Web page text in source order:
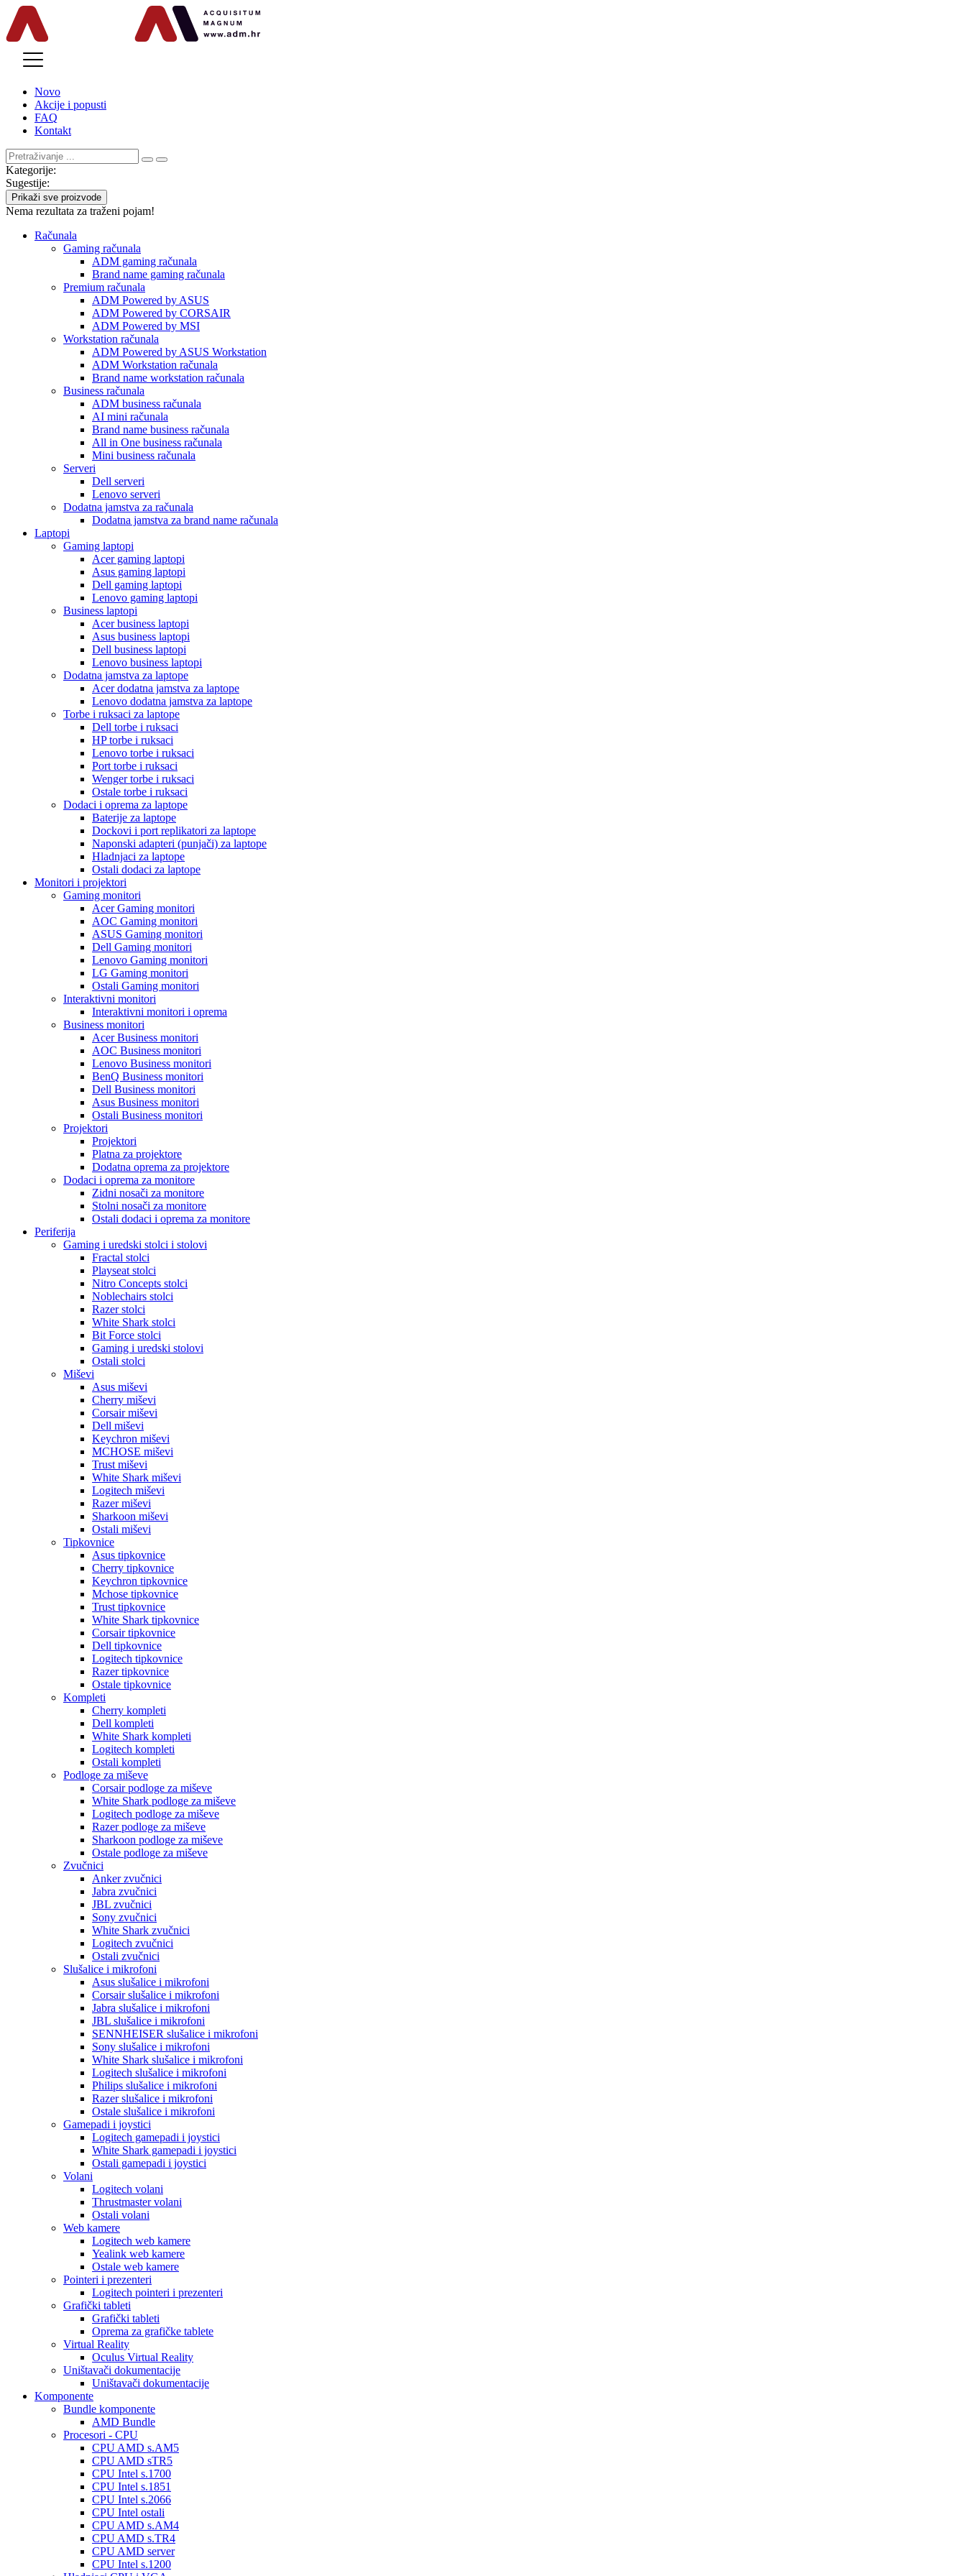
Novo
Akcije i popusti
FAQ
Kontakt
Kategorije:
Sugestije:
Prikaži sve proizvode
Nema rezultata za traženi pojam!
Računala
Gaming računala
ADM gaming računala
Brand name gaming računala
Premium računala
ADM Powered by ASUS
ADM Powered by CORSAIR
ADM Powered by MSI
Workstation računala
ADM Powered by ASUS Workstation
ADM Workstation računala
Brand name workstation računala
Business računala
ADM business računala
AI mini računala
Brand name business računala
All in One business računala
Mini business računala
Serveri
Dell serveri
Lenovo serveri
Dodatna jamstva za računala
Dodatna jamstva za brand name računala
Laptopi
Gaming laptopi
Acer gaming laptopi
Asus gaming laptopi
Dell gaming laptopi
Lenovo gaming laptopi
Business laptopi
Acer business laptopi
Asus business laptopi
Dell business laptopi
Lenovo business laptopi
Dodatna jamstva za laptope
Acer dodatna jamstva za laptope
Lenovo dodatna jamstva za laptope
Torbe i ruksaci za laptope
Dell torbe i ruksaci
HP torbe i ruksaci
Lenovo torbe i ruksaci
Port torbe i ruksaci
Wenger torbe i ruksaci
Ostale torbe i ruksaci
Dodaci i oprema za laptope
Baterije za laptope
Dockovi i port replikatori za laptope
Naponski adapteri (punjači) za laptope
Hladnjaci za laptope
Ostali dodaci za laptope
Monitori i projektori
Gaming monitori
Acer Gaming monitori
AOC Gaming monitori
ASUS Gaming monitori
Dell Gaming monitori
Lenovo Gaming monitori
LG Gaming monitori
Ostali Gaming monitori
Interaktivni monitori
Interaktivni monitori i oprema
Business monitori
Acer Business monitori
AOC Business monitori
Lenovo Business monitori
BenQ Business monitori
Dell Business monitori
Asus Business monitori
Ostali Business monitori
Projektori
Projektori
Platna za projektore
Dodatna oprema za projektore
Dodaci i oprema za monitore
Zidni nosači za monitore
Stolni nosači za monitore
Ostali dodaci i oprema za monitore
Periferija
Gaming i uredski stolci i stolovi
Fractal stolci
Playseat stolci
Nitro Concepts stolci
Noblechairs stolci
Razer stolci
White Shark stolci
Bit Force stolci
Gaming i uredski stolovi
Ostali stolci
Miševi
Asus miševi
Cherry miševi
Corsair miševi
Dell miševi
Keychron miševi
MCHOSE miševi
Trust miševi
White Shark miševi
Logitech miševi
Razer miševi
Sharkoon miševi
Ostali miševi
Tipkovnice
Asus tipkovnice
Cherry tipkovnice
Keychron tipkovnice
Mchose tipkovnice
Trust tipkovnice
White Shark tipkovnice
Corsair tipkovnice
Dell tipkovnice
Logitech tipkovnice
Razer tipkovnice
Ostale tipkovnice
Kompleti
Cherry kompleti
Dell kompleti
White Shark kompleti
Logitech kompleti
Ostali kompleti
Podloge za miševe
Corsair podloge za miševe
White Shark podloge za miševe
Logitech podloge za miševe
Razer podloge za miševe
Sharkoon podloge za miševe
Ostale podloge za miševe
Zvučnici
Anker zvučnici
Jabra zvučnici
JBL zvučnici
Sony zvučnici
White Shark zvučnici
Logitech zvučnici
Ostali zvučnici
Slušalice i mikrofoni
Asus slušalice i mikrofoni
Corsair slušalice i mikrofoni
Jabra slušalice i mikrofoni
JBL slušalice i mikrofoni
SENNHEISER slušalice i mikrofoni
Sony slušalice i mikrofoni
White Shark slušalice i mikrofoni
Logitech slušalice i mikrofoni
Philips slušalice i mikrofoni
Razer slušalice i mikrofoni
Ostale slušalice i mikrofoni
Gamepadi i joystici
Logitech gamepadi i joystici
White Shark gamepadi i joystici
Ostali gamepadi i joystici
Volani
Logitech volani
Thrustmaster volani
Ostali volani
Web kamere
Logitech web kamere
Yealink web kamere
Ostale web kamere
Pointeri i prezenteri
Logitech pointeri i prezenteri
Grafički tableti
Grafički tableti
Oprema za grafičke tablete
Virtual Reality
Oculus Virtual Reality
Uništavači dokumentacije
Uništavači dokumentacije
Komponente
Bundle komponente
AMD Bundle
Procesori - CPU
CPU AMD s.AM5
CPU AMD sTR5
CPU Intel s.1700
CPU Intel s.1851
CPU Intel s.2066
CPU Intel ostali
CPU AMD s.AM4
CPU AMD s.TR4
CPU AMD server
CPU Intel s.1200